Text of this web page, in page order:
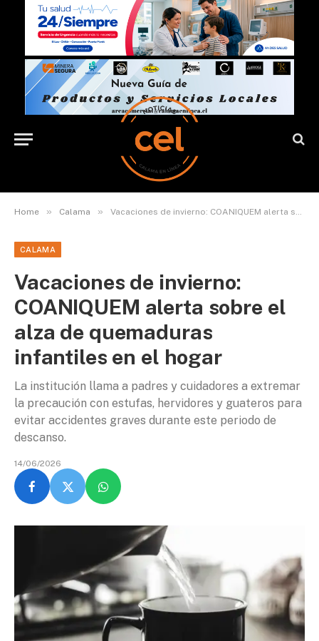
Home » Calama » Vacaciones de invierno: COANIQUEM alerta sobre el alza de quemaduras infantiles en el hogar
CALAMA
Vacaciones de invierno:
COANIQUEM alerta sobre el
alza de quemaduras
infantiles en el hogar
La institución llama a padres y cuidadores a extremar
la precaución con estufas, hervidores y guateros para
evitar accidentes graves durante este periodo de
descanso.
14/06/2026